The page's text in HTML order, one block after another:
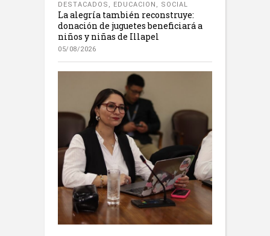
DESTACADOS , EDUCACION , SOCIAL
La alegría también reconstruye:
donación de juguetes beneficiará a
niños y niñas de Illapel
05/08/2026